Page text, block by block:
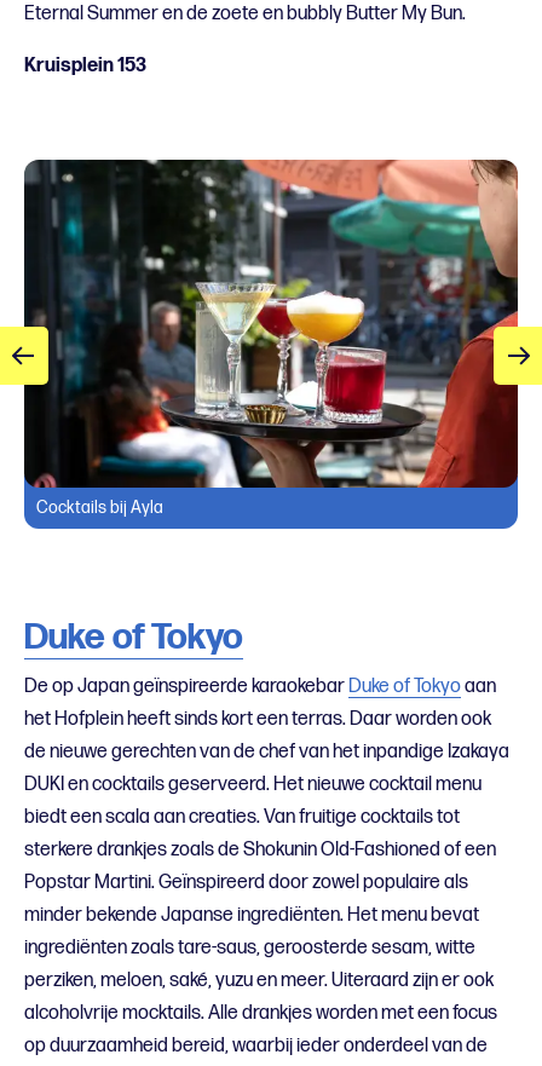
Eternal Summer en de zoete en bubbly Butter My Bun.
Kruisplein 153
Cocktails bij Ayla
Duke of Tokyo
De op Japan geïnspireerde karaokebar Duke of Tokyoaan
het Hofplein heeft sinds kort een terras. Daar worden ook
de nieuwe gerechten van de chef van het inpandige Izakaya
DUKI en cocktails geserveerd. Het nieuwe cocktail menu
biedt een scala aan creaties. Van fruitige cocktails tot
sterkere drankjes zoals de Shokunin Old-Fashioned of een
Popstar Martini. Geïnspireerd door zowel populaire als
minder bekende Japanse ingrediënten. Het menu bevat
ingrediënten zoals tare-saus, geroosterde sesam, witte
perziken, meloen, saké, yuzu en meer. Uiteraard zijn er ook
alcoholvrije mocktails. Alle drankjes worden met een focus
op duurzaamheid bereid, waarbij ieder onderdeel van de